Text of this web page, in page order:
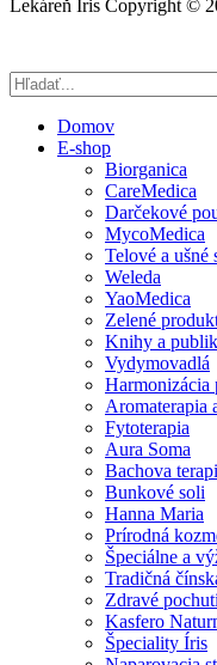
Lekáreň Íris Copyright ©
Domov
E-shop
Biorganica
CareMedica
Darčekové
MycoMedica
Telové a
Weleda
YaoMedica
Zelené
Knihy a
Vydymovadlá
Harmonizácia
Aromaterapia
Fytoterapia
Aura Soma
Bachova
Bunkové soli
Hanna Maria
Prírodná
Špeciálne a
Tradičná
Zdravé
Kasfero
Špeciality Íris